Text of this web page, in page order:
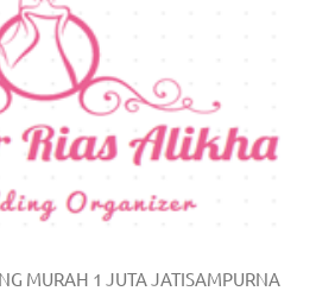
MURAH 1 JUTA JATISAMPURNA